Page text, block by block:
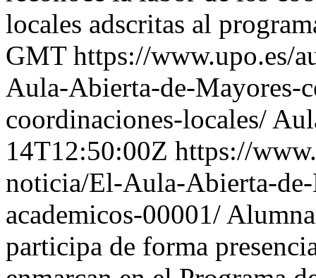
locales adscritas al
GMT https://www.upo.es/
Aula-Abierta-de-Mayores-
coordinaciones-locales/
14T12:50:00Z https://
noticia/El-Aula-Abierta-de-
academicos-00001/
participa de forma